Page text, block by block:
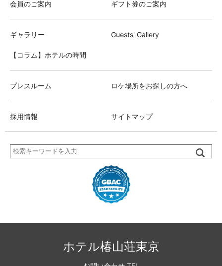
会員のご案内 ギフト券のご案内
ギャラリー Guests' Gallery
【コラム】ホテルの時間
プレスルーム ロケ場所をお探しの方へ
採用情報 サイトマップ
ホテル椿山荘東京